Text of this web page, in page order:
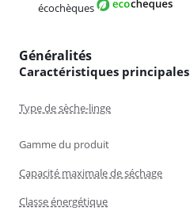
écochèques
Généralités
Caractéristiques principales
Type de sèche-linge
Gamme du produit
Capacité maximale de séchage
Classe énergétique